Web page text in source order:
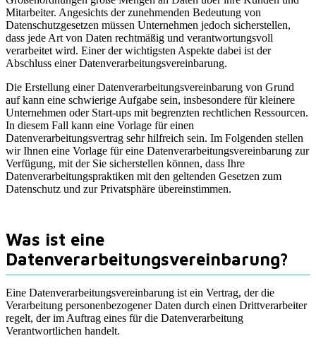
Mitarbeiter. Angesichts der zunehmenden Bedeutung von
Datenschutzgesetzen müssen Unternehmen jedoch sicherstellen,
dass jede Art von Daten rechtmäßig und verantwortungsvoll
verarbeitet wird. Einer der wichtigsten Aspekte dabei ist der
Abschluss einer Datenverarbeitungsvereinbarung.
Die Erstellung einer Datenverarbeitungsvereinbarung von Grund
auf kann eine schwierige Aufgabe sein, insbesondere für kleinere
Unternehmen oder Start-ups mit begrenzten rechtlichen Ressourcen.
In diesem Fall kann eine Vorlage für einen
Datenverarbeitungsvertrag sehr hilfreich sein. Im Folgenden stellen
wir Ihnen eine Vorlage für eine Datenverarbeitungsvereinbarung zur
Verfügung, mit der Sie sicherstellen können, dass Ihre
Datenverarbeitungspraktiken mit den geltenden Gesetzen zum
Datenschutz und zur Privatsphäre übereinstimmen.
Was ist eine
Datenverarbeitungsvereinbarung?
Eine Datenverarbeitungsvereinbarung ist ein Vertrag, der die
Verarbeitung personenbezogener Daten durch einen Drittverarbeiter
regelt, der im Auftrag eines für die Datenverarbeitung
Verantwortlichen handelt.